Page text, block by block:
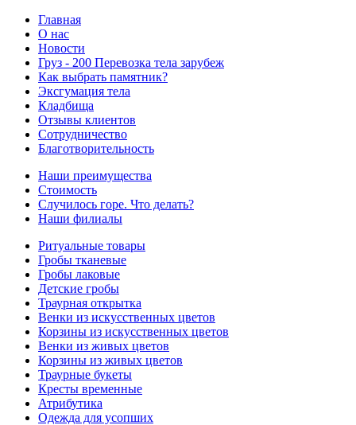
Главная
О нас
Новости
Груз - 200 Перевозка тела зарубеж
Как выбрать памятник?
Эксгумация тела
Кладбища
Отзывы клиентов
Сотрудничество
Благотворительность
Наши преимущества
Стоимость
Случилось горе. Что делать?
Наши филиалы
Ритуальные товары
Гробы тканевые
Гробы лаковые
Детские гробы
Траурная открытка
Венки из искусственных цветов
Корзины из искусственных цветов
Венки из живых цветов
Корзины из живых цветов
Траурные букеты
Кресты временные
Атрибутика
Одежда для усопших